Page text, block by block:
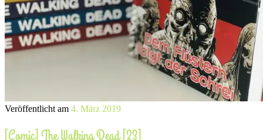
Veröffentlicht am 4. März 2019
[Comic] The Walking Dead [23]